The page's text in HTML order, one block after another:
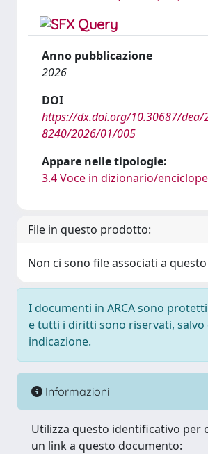
Anno pubblicazione
2026
DOI
https://dx.doi.org/10.30687/dea/
8240/2026/01/005
Appare nelle tipologie:
3.4 Voce in dizionario/
File in questo prodotto:
Non ci sono file associati a
I documenti in ARCA sono
e tutti i diritti sono riservati, salvo
indicazione.
Informazioni
Utilizza questo identificativo per
un link a questo documento: